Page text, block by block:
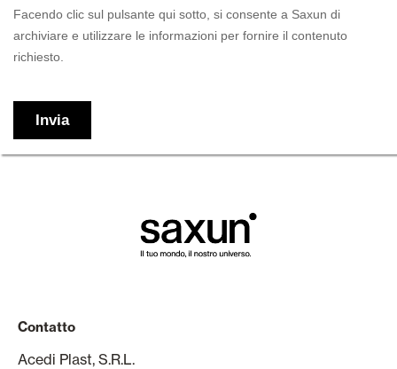
Contatto
Acedi Plast, S.R.L.